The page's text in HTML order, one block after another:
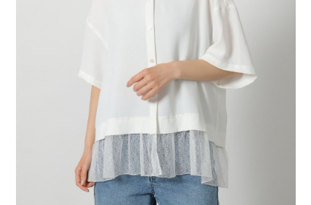
2.基於同意付款使用「大哥付你分期」之契約關係目的，商店將以您的個人
資料（包含姓名、電話或地址）提供予台灣大哥大進項蒐集、處理及利用，
由本公司與您本人進行分期帳單所需資料之確認、核對及更正。
https://oppay.tw/userRule
※ 交易是否成功請以「AFTEE先享後付 」之結帳頁面顯示為準，若有關於
是否繳費成功／繳費後需取消欲退款等相關疑問，請聯繫「AFTEE先享後付
１．透過由恩沛科技股份有限公司提供之「AFTEE先享後付」服務完成之交
易，需依本服務之必要範圍內提供個人資料，並將交易相關給付款項請求債
權轉讓予恩沛科技股份有限公司。
２．關於個人資料處理事宜，請瀏覽以下網址：
３．未成年的使用者請事先徵得法定代理人或監護人之同意方可使用
「AFTEE先享後付」，若未經同意申辦者引起之損失，本公司不負相關責
４．使用「AFTEE先享後付」時，將依據個別帳號之用戶狀況，依本公司即
時審查核予不同之上限額度；若仍有額度不足之情形，本公司將視審查結果
請求用戶進行身份認證。
５．嚴禁一人註冊多個帳號或使用他人資訊註冊。若發現惡意使用之情形，